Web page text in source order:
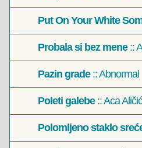
Put On Your White
Probala si bez mene::
Pazin grade:: Abnormal
Poleti galebe:: Aca Aličić
Polomljeno staklo